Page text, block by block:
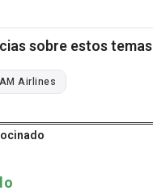
sobre estos temas
Airlines